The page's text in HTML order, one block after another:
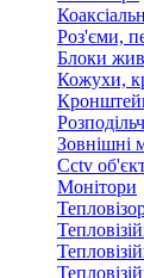
Роз'єми,
Блоки
Кожухи,
Зовнішні
Cctv
Монітори